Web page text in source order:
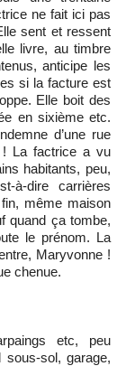
ne fait ici pas
sent et ressent
livre, au timbre
anticipe les
si la facture est
Elle boit des
en sixième etc.
d’une rue
! La factrice a vu
habitants, peu,
à-dire carrières
même maison
quand ça tombe,
le prénom. La
Maryvonne !
chenue.
etc, peu
sous-sol, garage,